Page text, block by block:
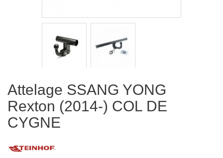
Attelage SSANG YONG
Rexton (2014-) COL DE
CYGNE